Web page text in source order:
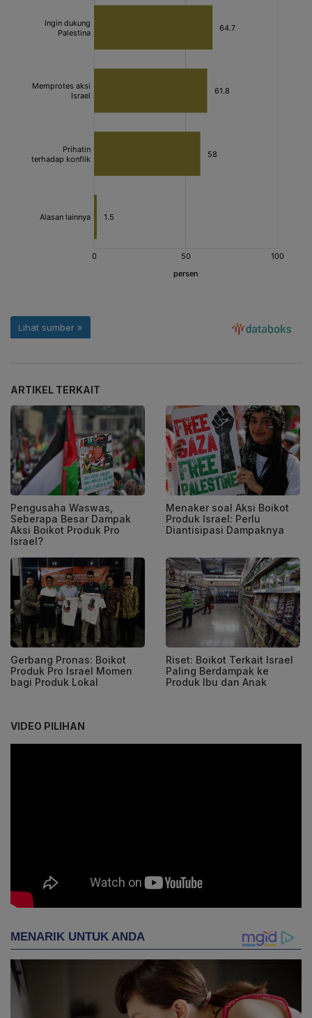
ARTIKEL TERKAIT
Pengusaha Waswas,
Seberapa Besar Dampak
Aksi Boikot Produk Pro
Israel?
Menaker soal Aksi Boikot
Produk Israel: Perlu
Diantisipasi Dampaknya
Gerbang Pronas: Boikot
Produk Pro Israel Momen
bagi Produk Lokal
Riset: Boikot Terkait Israel
Paling Berdampak ke
Produk Ibu dan Anak
VIDEO PILIHAN